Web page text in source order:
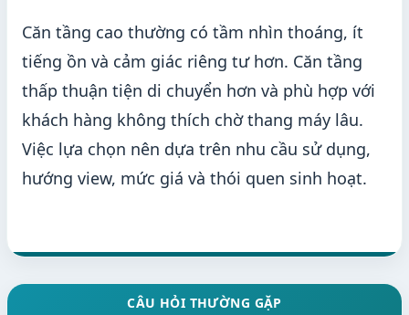
Căn tầng cao thường có tầm nhìn thoáng, ít
tiếng ồn và cảm giác riêng tư hơn. Căn tầng
thấp thuận tiện di chuyển hơn và phù hợp với
khách hàng không thích chờ thang máy lâu.
Việc lựa chọn nên dựa trên nhu cầu sử dụng,
hướng view, mức giá và thói quen sinh hoạt.
CÂU HỎI THƯỜNG GẶP